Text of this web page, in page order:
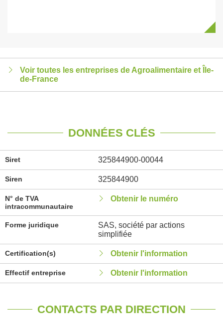
Voir toutes les entreprises de Agroalimentaire et Île-
de-France
DONNÉES CLÉS
Siret 325844900-00044
Siren 325844900
N° de TVA
intracommunautaire
Obtenir le numéro
Forme juridique
SAS, société par actions
simplifiée
Certification(s) Obtenir l'information
Effectif entreprise Obtenir l'information
CONTACTS PAR DIRECTION